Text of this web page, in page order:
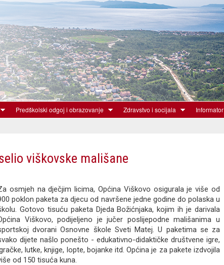
Skoči
glavni
sadržaj
Predškolski odgoj i obrazovanje Zdravstvo i socijala Informator
viškovske mališane
osmjeh na dječjim licima, Općina Viškovo osigurala je više od
poklon paketa za djecu od navršene jedne godine do polaska u
Gotovo tisuću paketa Djeda Božićnjaka, kojim ih je darivala
Viškovo, podijeljeno je jučer poslijepodne mališanima u
dvorani Osnovne škole Sveti Matej. U paketima se za
dijete našlo ponešto - edukativno-didaktičke društvene igre,
lutke, knjige, lopte, bojanke itd. Općina je za pakete izdvojila
od 150 tisuća kuna.